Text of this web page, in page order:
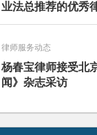
业法总推荐的优秀
推荐名录
律师服务动态
杨春宝律师接受北
闻》杂志采访